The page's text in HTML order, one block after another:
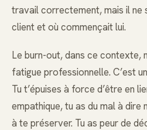
travail correctement, mais il ne
client et où commençait lui.
Le burn-out, dans ce contexte,
fatigue professionnelle. C’est
Tu t’épuises à force d’être en
empathique, tu as du mal à dire
à te préserver. Tu as peur de